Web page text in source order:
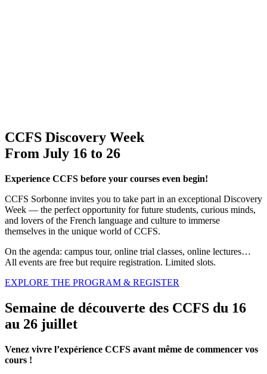
CCFS Discovery Week
From July 16 to 26
Experience CCFS before your courses even begin!
CCFS Sorbonne invites you to take part in an exceptional Discovery
Week — the perfect opportunity for future students, curious minds,
and lovers of the French language and culture to immerse
themselves in the unique world of CCFS.
On the agenda: campus tour, online trial classes, online lectures…
All events are free but require registration. Limited slots.
EXPLORE THE PROGRAM & REGISTER
Semaine de découverte des CCFS du 16
au 26 juillet
Venez vivre l’expérience CCFS avant même de commencer vos
cours !